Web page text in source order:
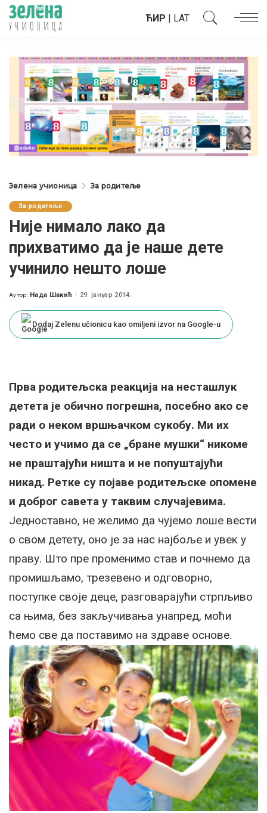
ЋИР | LAT
Зелена учионица За родитеље
За родитеље
Није нимало лако да
прихватимо да је наше дете
учинило нешто лоше
Posted
Аутор: Нада Шакић 29. јануар 2014.
Dodaj Zelenu učionicu kao omiljeni izvor na Google-u
Прва родитељска реакција на несташлук
детета је обично погрешна, посебно ако се
ради о неком вршњачком сукобу. Ми их
често и учимо да се „бране мушки“ никоме
не праштајући ништа и не попуштајући
никад. Ретке су појаве родитељске опомене
и доброг савета у таквим случајевима.
Једноставно, не желимо да чујемо лоше вести
о свом детету, оно је за нас најбоље и увек у
праву. Што пре променимо став и почнемо да
промишљамо, трезевено и одговорно,
поступке своје деце, разговарајући стрпљиво
са њима, без закључивања унапред, моћи
ћемо све да поставимо на здраве основе.